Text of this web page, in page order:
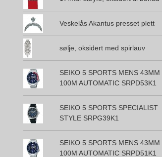
Veskelås Akantus presset plett
sølje, oksidert med spirlauv
SEIKO 5 SPORTS MENS 43MM
100M AUTOMATIC SRPD53K1
SEIKO 5 SPORTS SPECIALIST
STYLE SRPG39K1
SEIKO 5 SPORTS MENS 43MM
100M AUTOMATIC SRPD51K1